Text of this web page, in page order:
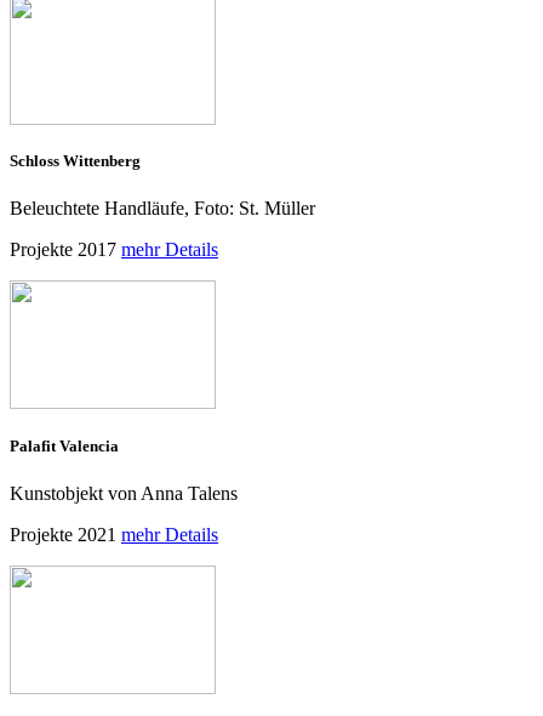
Schloss Wittenberg
Beleuchtete Handläufe, Foto: St. Müller
Projekte 2017 mehr Details
Palafit Valencia
Kunstobjekt von Anna Talens
Projekte 2021 mehr Details